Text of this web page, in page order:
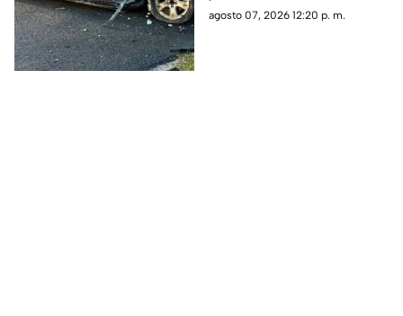
menores de edad resultaron
agosto 07, 2026 12:20 p. m.